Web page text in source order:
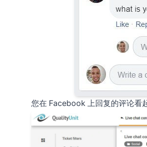
您在 Facebook 上回复的评论看